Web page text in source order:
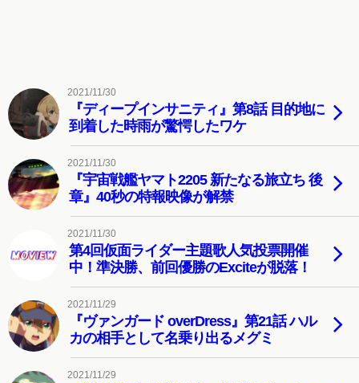
2021/11/30
『ディープインサニティ』第8話 目的地に
到着した時雨が驚愕したワケ
2021/11/30
『宇宙戦艦ヤマト2205 新たなる旅立ち 後
章』40秒の特報映像が解禁
2021/11/30
第4回仮面ライダー主題歌人気投票開催
中！準決勝、前回優勝のExciteが脱落！
2021/11/29
『ヴァンガード overDress』第21話 ハル
カの相手として名乗り出るメグミ
2021/11/29